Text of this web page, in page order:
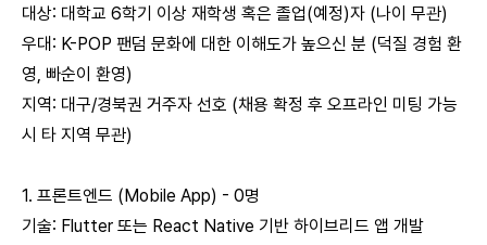
대상: 대학교 6학기 이상 재학생 혹은 졸업(예정)자 (나이 무관)
우대: K-POP 팬덤 문화에 대한 이해도가 높으신 분 (덕질 경험 환
영, 빠순이 환영)
지역: 대구/경북권 거주자 선호 (채용 확정 후 오프라인 미팅 가능
시 타 지역 무관)
1. 프론트엔드 (Mobile App) - 0명
기술: Flutter 또는 React Native 기반 하이브리드 앱 개발